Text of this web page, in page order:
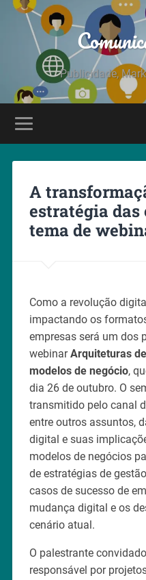
Publicidade,
A
estratégia das
tema de
Como a revolução
impactando os
empresas será um dos
webinarArquiteturas
modelos de negócio,
dia 26 de outubro. O
transmitido pelo canal
entre outros assuntos,
digital e suas
modelos de negócios
de estratégias de
casos de sucesso de
mudança digital e os
cenário atual.
O palestrante
responsável por